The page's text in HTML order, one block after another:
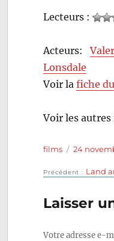
Lecteurs :
Acteurs:
Lonsdale
Voir lafiche
Voir les
Auteur
films
Publié
24
de
l’article
Précédent Land
Laisser
Votre adresse e-